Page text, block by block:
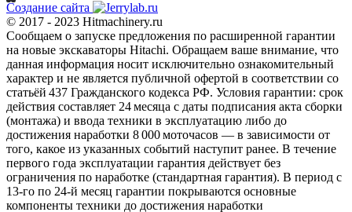
Создание сайта
© 2017 - 2023 Hitmachinery.ru
Сообщаем о запуске предложения по расширенной гарантии
на новые экскаваторы Hitachi. Обращаем ваше внимание, что
данная информация носит исключительно ознакомительный
характер и не является публичной офертой в соответствии со
статьёй 437 Гражданского кодекса РФ. Условия гарантии: срок
действия составляет 24 месяца с даты подписания акта сборки
(монтажа) и ввода техники в эксплуатацию либо до
достижения наработки 8 000 моточасов — в зависимости от
того, какое из указанных событий наступит ранее. В течение
первого года эксплуатации гарантия действует без
ограничения по наработке (стандартная гарантия). В период с
13‑го по 24‑й месяц гарантии покрываются основные
компоненты техники до достижения наработки